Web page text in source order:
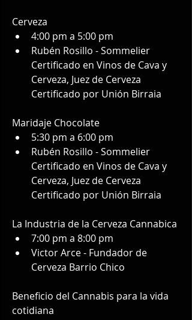
Cerveza
4:00 pm a 5:00 pm
Rubén Rosillo - Sommelier
Certificado en Vinos de Cava y
Cerveza, Juez de Cerveza
Certificado por Unión Birraia
Maridaje Chocolate
5:30 pm a 6:00 pm
Rubén Rosillo - Sommelier
Certificado en Vinos de Cava y
Cerveza, Juez de Cerveza
Certificado por Unión Birraia
La Industria de la Cerveza Cannabica
7:00 pm a 8:00 pm
Victor Arce - Fundador de
Cerveza Barrio Chico
Beneficio del Cannabis para la vida
cotidiana